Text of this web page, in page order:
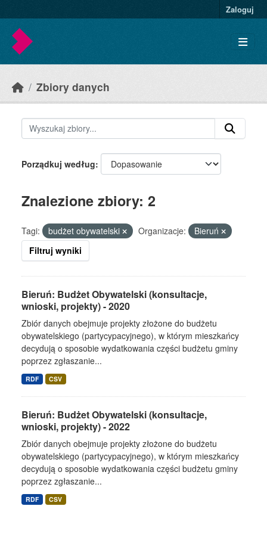
Zaloguj
Zbiory danych
Porządkuj według
Znalezione zbiory: 2
Tagi: budżet obywatelski Organizacje:
Bieruń
Filtruj wyniki
Bieruń: Budżet Obywatelski (konsultacje,
wnioski, projekty) - 2020
Zbiór danych obejmuje projekty złożone do budżetu
obywatelskiego (partycypacyjnego), w którym mieszkańcy
decydują o sposobie wydatkowania części budżetu gminy
poprzez zgłaszanie...
RDF CSV
Bieruń: Budżet Obywatelski (konsultacje,
wnioski, projekty) - 2022
Zbiór danych obejmuje projekty złożone do budżetu
obywatelskiego (partycypacyjnego), w którym mieszkańcy
decydują o sposobie wydatkowania części budżetu gminy
poprzez zgłaszanie...
RDF CSV